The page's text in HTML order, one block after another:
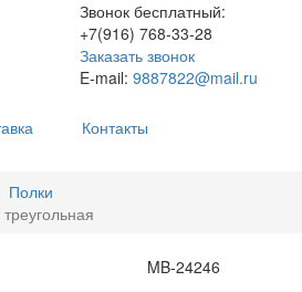
Звонок бесплатный:
+7(916) 768-33-28
Заказать звонок
E-mail:9887822@mail.ru
Контакты
Полки
MB-24246